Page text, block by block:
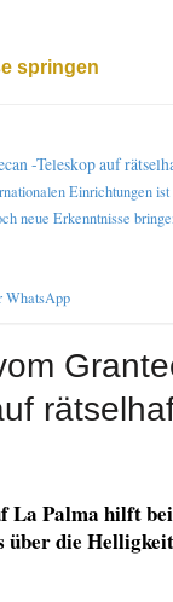
springen
-Teleskop auf
Einrichtungen ist
neue Erkenntnisse
WhatsApp
La Palma hilft
über die